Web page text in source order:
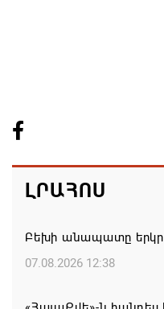
ԼՐԱՀՈՍ
Բեխի անապատը
07.08.2026 12:38